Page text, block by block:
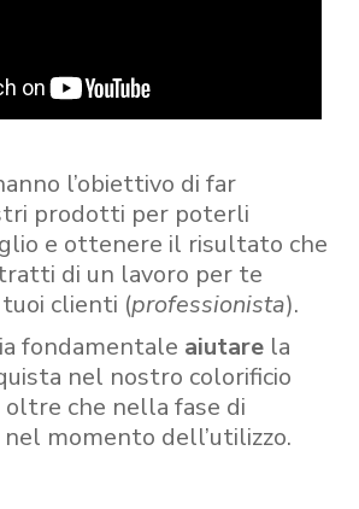
l’obiettivo di far
prodotti per poterli
e ottenere il risultato che
di un lavoro per te
clienti (professionista).
fondamentale aiutare la
nel nostro colorificio
che nella fase di
nel momento dell’utilizzo.